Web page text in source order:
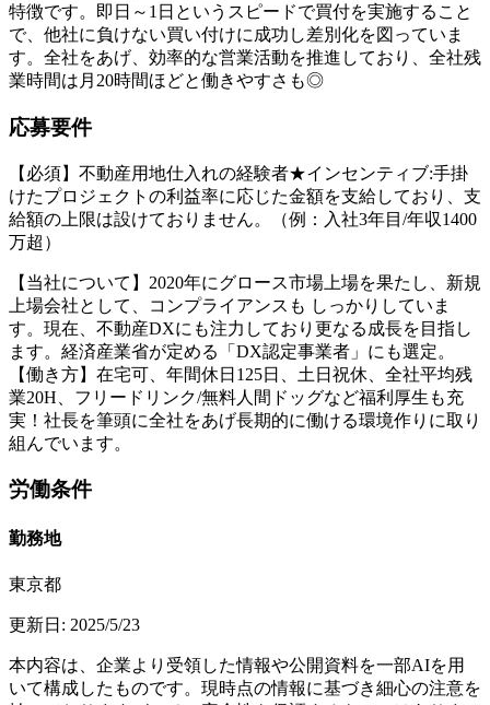
特徴です。即日～1日というスピードで買付を実施すること
で、他社に負けない買い付けに成功し差別化を図っていま
す。全社をあげ、効率的な営業活動を推進しており、全社残
業時間は月20時間ほどと働きやすさも◎
応募要件
【必須】不動産用地仕入れの経験者★インセンティブ:手掛
けたプロジェクトの利益率に応じた金額を支給しており、支
給額の上限は設けておりません。（例：入社3年目/年収1400
万超）
【当社について】2020年にグロース市場上場を果たし、新規
上場会社として、コンプライアンスも しっかりしていま
す。現在、不動産DXにも注力しており更なる成長を目指し
ます。経済産業省が定める「DX認定事業者」にも選定。
【働き方】在宅可、年間休日125日、土日祝休、全社平均残
業20H、フリードリンク/無料人間ドッグなど福利厚生も充
実！社長を筆頭に全社をあげ長期的に働ける環境作りに取り
組んでいます。
労働条件
勤務地
東京都
更新日: 2025/5/23
本内容は、企業より受領した情報や公開資料を一部AIを用
いて構成したものです。現時点の情報に基づき細心の注意を